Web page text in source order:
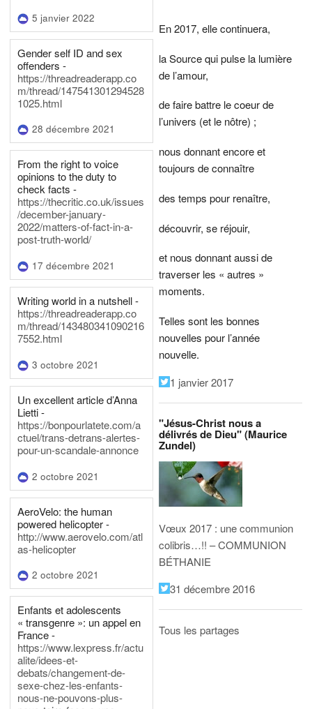
5 janvier 2022
Gender self ID and sex
offenders -
https://threadreaderapp.co
m/thread/147541301294528
1025.html
28 décembre 2021
From the right to voice
opinions to the duty to
check facts -
https://thecritic.co.uk/issues
/december-january-
2022/matters-of-fact-in-a-
post-truth-world/
17 décembre 2021
Writing world in a nutshell -
https://threadreaderapp.co
m/thread/143480341090216
7552.html
3 octobre 2021
Un excellent article d’Anna
Lietti -
https://bonpourlatete.com/a
ctuel/trans-detrans-alertes-
pour-un-scandale-annonce
2 octobre 2021
AeroVelo: the human
powered helicopter -
http://www.aerovelo.com/atl
as-helicopter
2 octobre 2021
Enfants et adolescents
« transgenre »: un appel en
France -
https://www.lexpress.fr/actu
alite/idees-et-
debats/changement-de-
sexe-chez-les-enfants-
nous-ne-pouvons-plus-
En 2017, elle continuera,
la Source qui pulse la lumière
de l’amour,
de faire battre le coeur de
l’univers (et le nôtre) ;
nous donnant encore et
toujours de connaître
des temps pour renaître,
découvrir, se réjouir,
et nous donnant aussi de
traverser les « autres »
moments.
Telles sont les bonnes
nouvelles pour l’année
nouvelle.
1 janvier 2017
"Jésus-Christ nous a
délivrés de Dieu" (Maurice
Zundel)
Vœux 2017 : une communion
colibris…!! – COMMUNION
BÉTHANIE
31 décembre 2016
Tous les partages